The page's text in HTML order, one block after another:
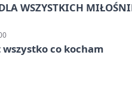
WSZYSTKICH
co kocham